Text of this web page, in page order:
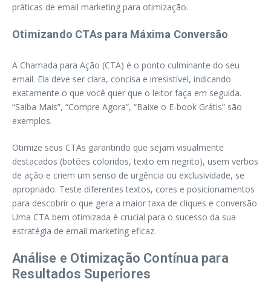
práticas de email marketing para otimização.
Otimizando CTAs para Máxima Conversão
A Chamada para Ação (CTA) é o ponto culminante do seu
email. Ela deve ser clara, concisa e irresistível, indicando
exatamente o que você quer que o leitor faça em seguida.
“Saiba Mais”, “Compre Agora”, “Baixe o E-book Grátis” são
exemplos.
Otimize seus CTAs garantindo que sejam visualmente
destacados (botões coloridos, texto em negrito), usem verbos
de ação e criem um senso de urgência ou exclusividade, se
apropriado. Teste diferentes textos, cores e posicionamentos
para descobrir o que gera a maior taxa de cliques e conversão.
Uma CTA bem otimizada é crucial para o sucesso da sua
estratégia de email marketing eficaz.
Análise e Otimização Contínua para
Resultados Superiores